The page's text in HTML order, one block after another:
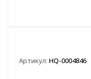
Артикул: HQ-0004846